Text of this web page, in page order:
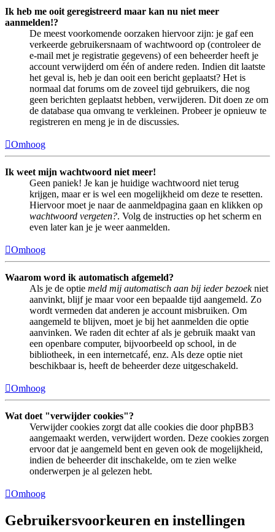
Ik heb me ooit geregistreerd maar kan nu niet meer
aanmelden!?
De meest voorkomende oorzaken hiervoor zijn: je gaf een
verkeerde gebruikersnaam of wachtwoord op (controleer de
e-mail met je registratie gegevens) of een beheerder heeft je
account verwijderd om één of andere reden. Indien dit laatste
het geval is, heb je dan ooit een bericht geplaatst? Het is
normaal dat forums om de zoveel tijd gebruikers, die nog
geen berichten geplaatst hebben, verwijderen. Dit doen ze om
de database qua omvang te verkleinen. Probeer je opnieuw te
registreren en meng je in de discussies.
Omhoog
Ik weet mijn wachtwoord niet meer!
Geen paniek! Je kan je huidige wachtwoord niet terug
krijgen, maar er is wel een mogelijkheid om deze te resetten.
Hiervoor moet je naar de aanmeldpagina gaan en klikken op
wachtwoord vergeten?. Volg de instructies op het scherm en
even later kan je je weer aanmelden.
Omhoog
Waarom word ik automatisch afgemeld?
Als je de optie meld mij automatisch aan bij ieder bezoekniet
aanvinkt, blijf je maar voor een bepaalde tijd aangemeld. Zo
wordt vermeden dat anderen je account misbruiken. Om
aangemeld te blijven, moet je bij het aanmelden die optie
aanvinken. We raden dit echter af als je gebruik maakt van
een openbare computer, bijvoorbeeld op school, in de
bibliotheek, in een internetcafé, enz. Als deze optie niet
beschikbaar is, heeft de beheerder deze uitgeschakeld.
Omhoog
Wat doet "verwijder cookies"?
Verwijder cookies zorgt dat alle cookies die door phpBB3
aangemaakt werden, verwijdert worden. Deze cookies zorgen
ervoor dat je aangemeld bent en geven ook de mogelijkheid,
indien de beheerder dit inschakelde, om te zien welke
onderwerpen je al gelezen hebt.
Omhoog
Gebruikersvoorkeuren en instellingen